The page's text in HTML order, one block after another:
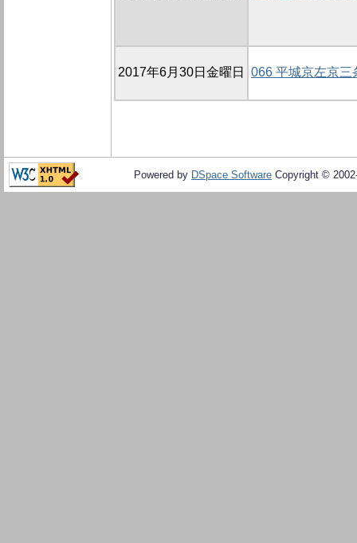
2017年6月30日金曜日 066 平城京左京三
Powered by DSpace Software Copyright ©